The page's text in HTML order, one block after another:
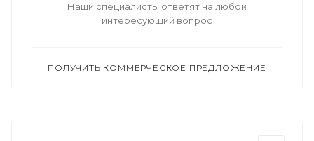
Наши специалисты ответят на любой
интересующий вопрос
ПОЛУЧИТЬ КОММЕРЧЕСКОЕ ПРЕДЛОЖЕНИЕ